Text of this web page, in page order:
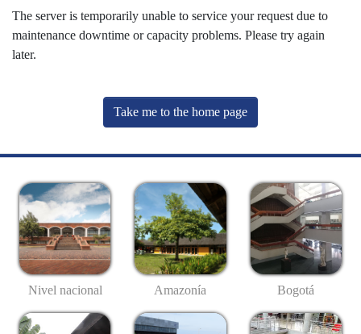
The server is temporarily unable to service your request due to
maintenance downtime or capacity problems. Please try again
later.
Take me to the home page
Nivel nacional Amazonía Bogotá